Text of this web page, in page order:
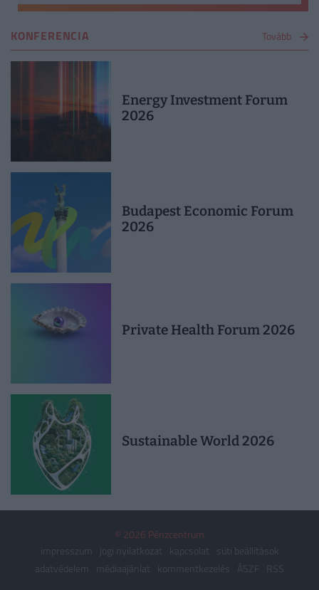
KONFERENCIA Tovább
Energy Investment Forum
2026
Budapest Economic Forum
2026
Private Health Forum 2026
Sustainable World 2026
© 2026 Pénzcentrum
impresszum
jogi nyilatkozat kapcsolat
süti beállítások
adatvédelem
médiaajánlat kommentkezelés ÁSZF RSS